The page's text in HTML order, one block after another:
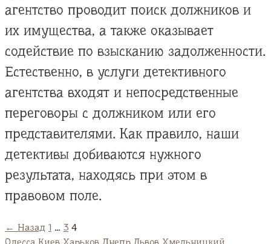
агентство проводит поиск должников и
их имущества, а также оказывает
содействие по взысканию задолженности.
Естественно, в услуги детективного
агентства входят и непосредственные
переговоры с должником или его
представителями. Как правило, наши
детективы добиваются нужного
результата, находясь при этом в
правовом поле.
← Назад 1 … 3 4
Одесса Киев Харьков Днепр Львов Хмельницкий